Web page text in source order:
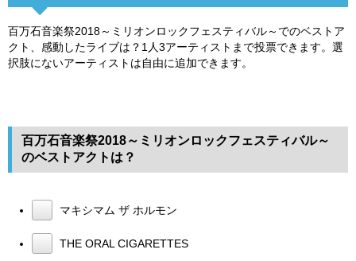
百万石音楽祭2018～ミリオンロックフェスティバル～でのベストア
クト、感動したライブは？1人3アーティストまで投票できます。選
択肢にないアーティストは自由に追加できます。
百万石音楽祭2018～ミリオンロックフェスティバル～
のベストアクトは？
マキシマム ザ ホルモン
THE ORAL CIGARETTES